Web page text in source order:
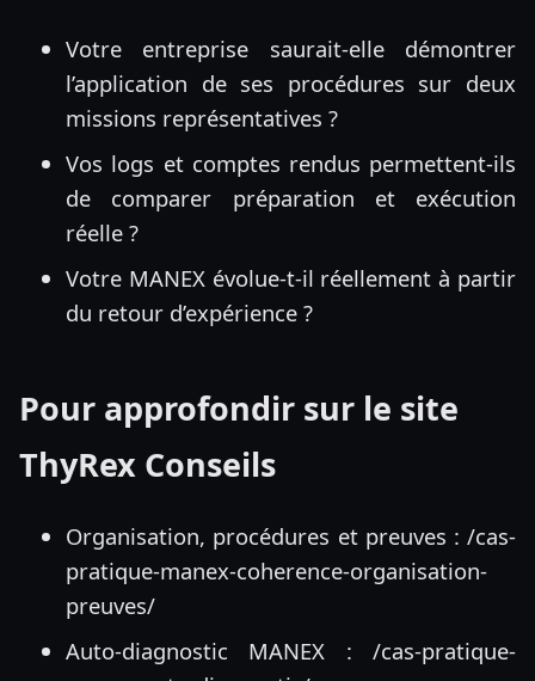
Votre entreprise saurait-elle démontrer
l’application de ses procédures sur deux
missions représentatives ?
Vos logs et comptes rendus permettent-ils
de comparer préparation et exécution
réelle ?
Votre MANEX évolue-t-il réellement à partir
du retour d’expérience ?
Pour approfondir sur le site
ThyRex Conseils
Organisation, procédures et preuves : /cas-
pratique-manex-coherence-organisation-
preuves/
Auto-diagnostic MANEX : /cas-pratique-